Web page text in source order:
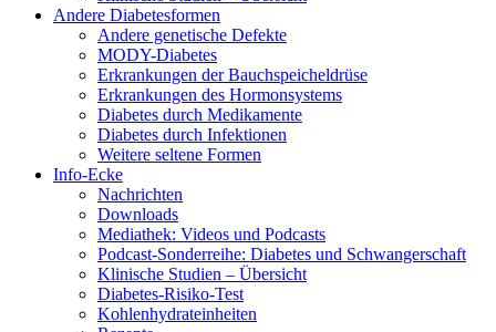
Andere Diabetesformen
Andere genetische Defekte
MODY-Diabetes
Erkrankungen der Bauchspeicheldrüse
Erkrankungen des Hormonsystems
Diabetes durch Medikamente
Diabetes durch Infektionen
Weitere seltene Formen
Info-Ecke
Nachrichten
Downloads
Mediathek: Videos und Podcasts
Podcast-Sonderreihe: Diabetes und Schwangerschaft
Klinische Studien – Übersicht
Diabetes-Risiko-Test
Kohlenhydrateinheiten